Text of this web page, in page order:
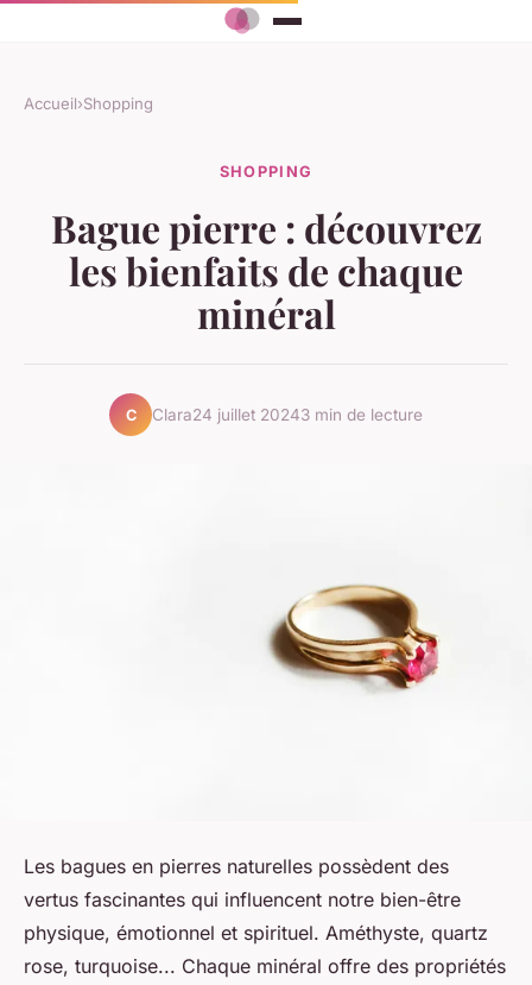
Accueil›Shopping
SHOPPING
Bague pierre : découvrez
les bienfaits de chaque
minéral
C Clara24 juillet 20243 min de lecture
Les bagues en pierres naturelles possèdent des
vertus fascinantes qui influencent notre bien-être
physique, émotionnel et spirituel. Améthyste, quartz
rose, turquoise... Chaque minéral offre des propriétés